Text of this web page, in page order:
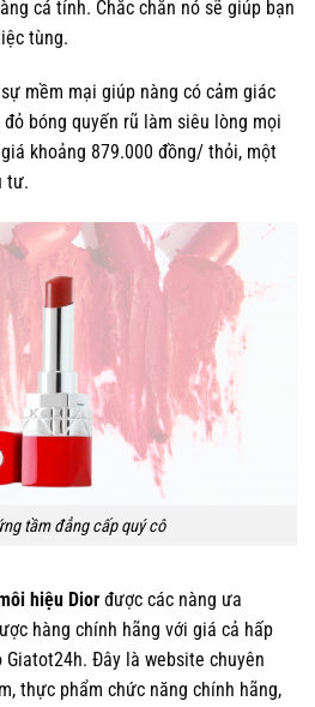
cá tính. Chắc chắn nó sẽ giúp bạn
tùng.
mềm mại giúp nàng có cảm giác
bóng quyến rũ làm siêu lòng mọi
khoảng 879.000 đồng/ thỏi, một
tư.
tầm đẳng cấp quý cô
hiệu Dior được các nàng ưa
hàng chính hãng với giá cả hấp
Đây là website chuyên
thực phẩm chức năng chính hãng,